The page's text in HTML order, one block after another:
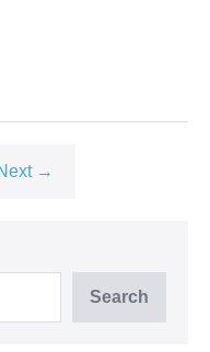
→
Search